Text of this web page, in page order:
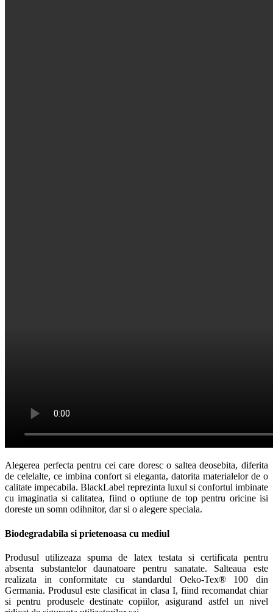
Alegerea perfecta pentru cei care doresc o saltea deosebita, diferita
de celelalte, ce imbina confort si eleganta, datorita materialelor de o
calitate impecabila. BlackLabel reprezinta luxul si confortul imbinate
cu imaginatia si calitatea, fiind o optiune de top pentru oricine isi
doreste un somn odihnitor, dar si o alegere speciala.
Biodegradabila si prietenoasa cu mediul
Produsul utilizeaza spuma de latex testata si certificata pentru
absenta substantelor daunatoare pentru sanatate. Salteaua este
realizata in conformitate cu standardul Oeko-Tex® 100 din
Germania. Produsul este clasificat in clasa I, fiind recomandat chiar
si pentru produsele destinate copiilor, asigurand astfel un nivel